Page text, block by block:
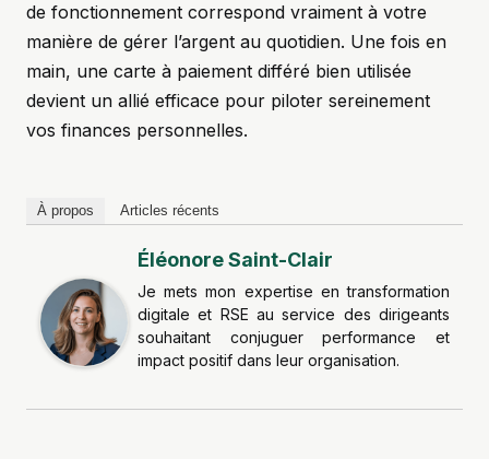
de fonctionnement correspond vraiment à votre
manière de gérer l’argent au quotidien. Une fois en
main, une carte à paiement différé bien utilisée
devient un allié efficace pour piloter sereinement
vos finances personnelles.
À propos Articles récents
Éléonore Saint-Clair
Je mets mon expertise en transformation
digitale et RSE au service des dirigeants
souhaitant conjuguer performance et
impact positif dans leur organisation.